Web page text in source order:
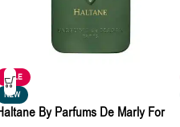
SALE
NEW
By Parfums De Marly For